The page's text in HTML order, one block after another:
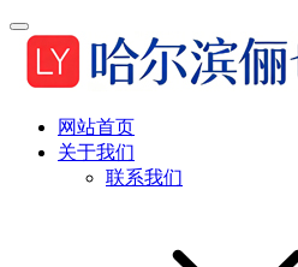
网站首页
关于我们
联系我们